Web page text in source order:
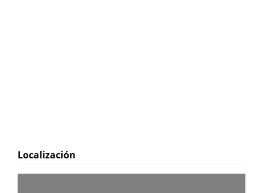
Localización